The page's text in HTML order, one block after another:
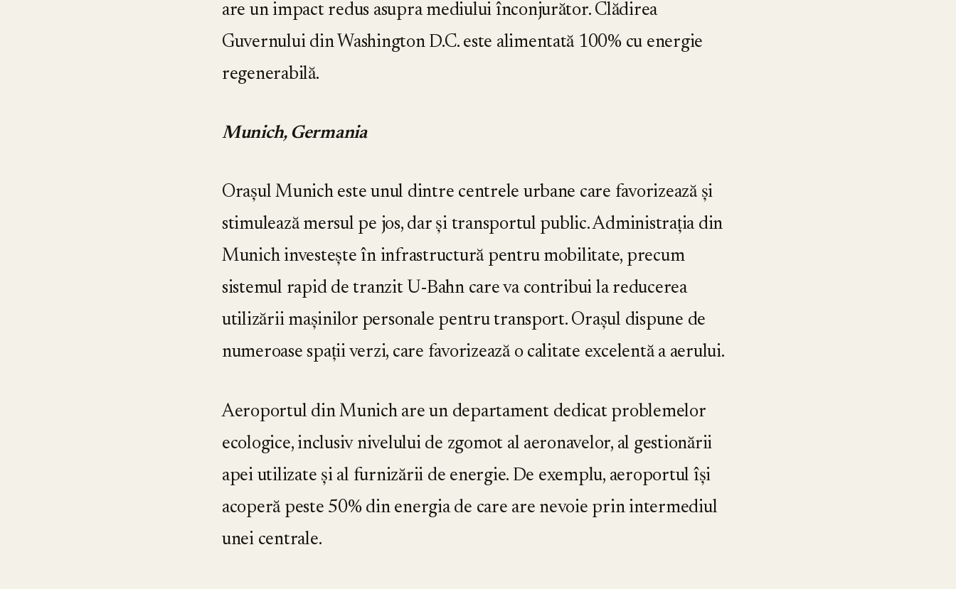
are un impact redus asupra mediului înconjurător. Clădirea
Guvernului din Washington D.C. este alimentată 100% cu energie
regenerabilă.
Munich, Germania
Orașul Munich este unul dintre centrele urbane care favorizează și
stimulează mersul pe jos, dar și transportul public. Administrația din
Munich investește în infrastructură pentru mobilitate, precum
sistemul rapid de tranzit U-Bahn care va contribui la reducerea
utilizării mașinilor personale pentru transport. Orașul dispune de
numeroase spații verzi, care favorizează o calitate excelentă a aerului.
Aeroportul din Munich are un departament dedicat problemelor
ecologice, inclusiv nivelului de zgomot al aeronavelor, al gestionării
apei utilizate și al furnizării de energie. De exemplu, aeroportul își
acoperă peste 50% din energia de care are nevoie prin intermediul
unei centrale.